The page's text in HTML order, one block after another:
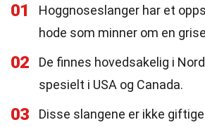
01
Hoggnoseslanger har et
hode som minner om en
02
De finnes hovedsakelig i
spesielt i USA og Canada.
03
Disse slangene er ikke